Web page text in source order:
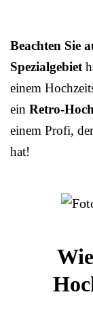
Beachten Sie
Spezialgebiet
einem
ein Retro-
einem Profi,
hat!